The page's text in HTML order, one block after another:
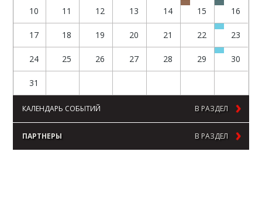
10 11 12 13 14 15 16
17 18 19 20 21 22 23
24 25 26 27 28 29 30
31
КАЛЕНДАРЬ СОБЫТИЙ В РАЗДЕЛ
ПАРТНЕРЫ В РАЗДЕЛ